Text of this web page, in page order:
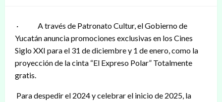
· A través de Patronato Cultur, el Gobierno de
Yucatán anuncia promociones exclusivas en los Cines
Siglo XXI para el 31 de diciembre y 1 de enero, como la
proyección de la cinta “El Expreso Polar” Totalmente
gratis.
Para despedir el 2024 y celebrar el inicio de 2025, la